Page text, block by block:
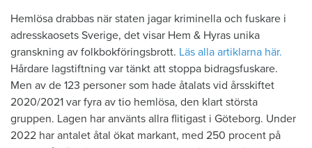
Hemlösa drabbas när staten jagar kriminella och fuskare i
adresskaosets Sverige, det visar Hem & Hyras unika
granskning av folkbokföringsbrott. Läs alla artiklarna här.
Hårdare lagstiftning var tänkt att stoppa bidragsfuskare.
Men av de 123 personer som hade åtalats vid årsskiftet
2020/2021 var fyra av tio hemlösa, den klart största
gruppen. Lagen har använts allra flitigast i Göteborg. Under
2022 har antalet åtal ökat markant, med 250 procent på